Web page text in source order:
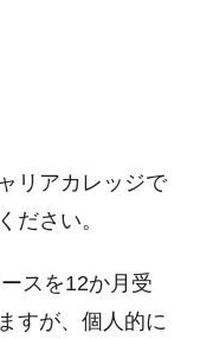
アカレッジで
ださい。
スを12か月受
すが、個人的に